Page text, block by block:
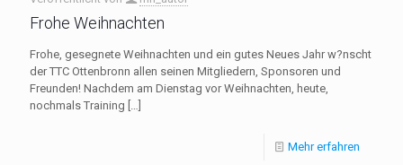
Frohe Weihnachten
Frohe, gesegnete Weihnachten und ein gutes Neues Jahr w?nscht
der TTC Ottenbronn allen seinen Mitgliedern, Sponsoren und
Freunden! Nachdem am Dienstag vor Weihnachten, heute,
nochmals Training […]
Mehr erfahren